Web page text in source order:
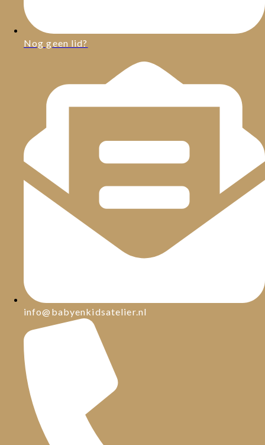
Nog geen lid?
info@babyenkidsatelier.nl